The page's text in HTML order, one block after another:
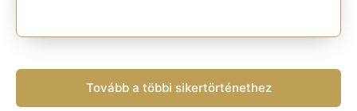
Tovább a többi sikertörténethez